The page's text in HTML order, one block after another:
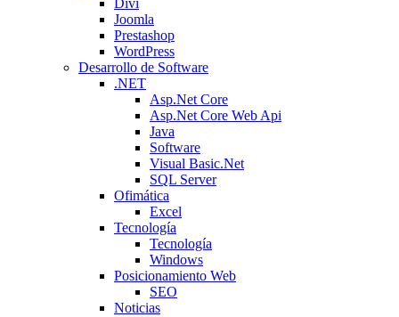
Divi
Joomla
Prestashop
WordPress
Desarrollo de Software
.NET
Asp.Net Core
Asp.Net Core Web Api
Java
Software
Visual Basic.Net
SQL Server
Ofimática
Excel
Tecnología
Tecnología
Windows
Posicionamiento Web
SEO
Noticias